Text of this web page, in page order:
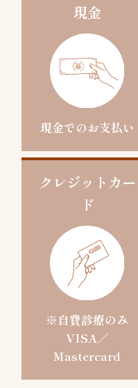
現金
現金でのお支払い
クレジットカー
ド
※自費診療のみ
VISA／
Mastercard